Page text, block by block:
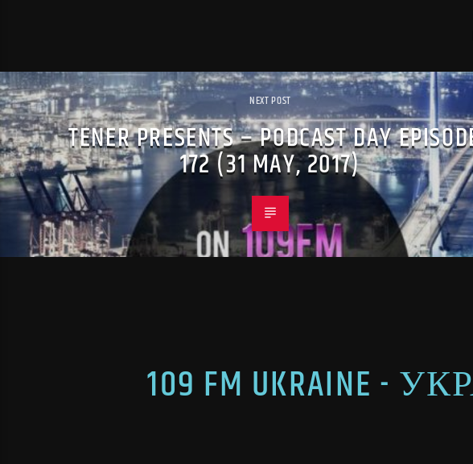
NEXT POST
TENER PRESENTS – PODCAST DAY
172 (31 MAY, 2017)
109 FM UKRAINE